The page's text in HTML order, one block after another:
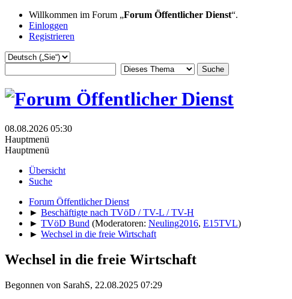
Willkommen im Forum „Forum Öffentlicher Dienst“.
Einloggen
Registrieren
08.08.2026 05:30
Hauptmenü
Hauptmenü
Übersicht
Suche
Forum Öffentlicher Dienst
► Beschäftigte nach TVöD / TV-L / TV-H
► TVöD Bund (Moderatoren: Neuling2016, E15TVL)
► Wechsel in die freie Wirtschaft
Wechsel in die freie Wirtschaft
Begonnen von SarahS, 22.08.2025 07:29